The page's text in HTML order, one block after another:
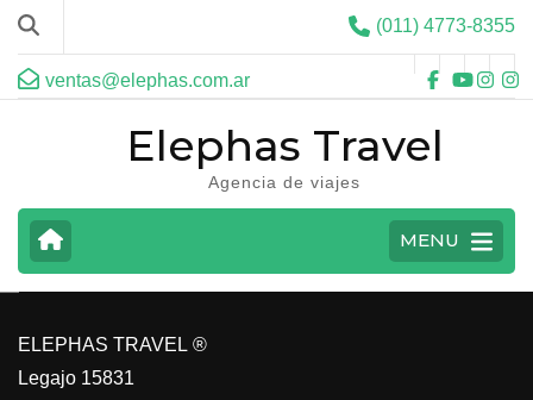
(011) 4773-8355
ventas@elephas.com.ar
Elephas Travel
Agencia de viajes
MENU
ELEPHAS TRAVEL ®
Legajo 15831